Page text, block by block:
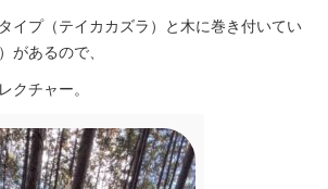
イプ（テイカカズラ）と木に巻き付いてい
があるので、
クチャー。